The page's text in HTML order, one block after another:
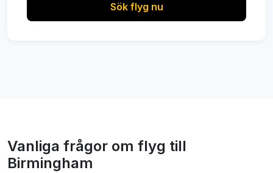
Sök flyg nu
Vanliga frågor om flyg till
Birmingham